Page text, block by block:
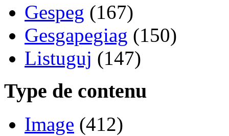
Gespeg (167)
Gesgapegiag (150)
Listuguj (147)
Type de contenu
Image (412)